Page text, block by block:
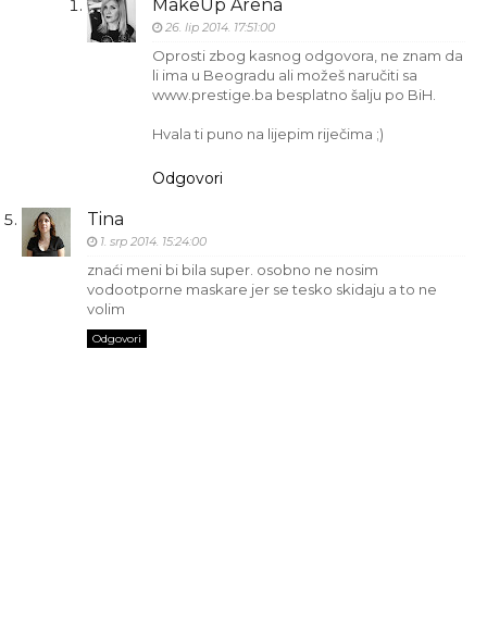
MakeUp Arena
26. lip 2014. 17:51:00
Oprosti zbog kasnog odgovora, ne znam da
li ima u Beogradu ali možeš naručiti sa
www.prestige.ba besplatno šalju po BiH.
Hvala ti puno na lijepim riječima ;)
Odgovori
Tina
1. srp 2014. 15:24:00
znaći meni bi bila super. osobno ne nosim
vodootporne maskare jer se tesko skidaju a to ne
volim
Odgovori